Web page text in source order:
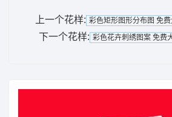
上一个花样: 彩色矩形图形分布图 免
下一个花样: 彩色花卉刺绣图案 免费